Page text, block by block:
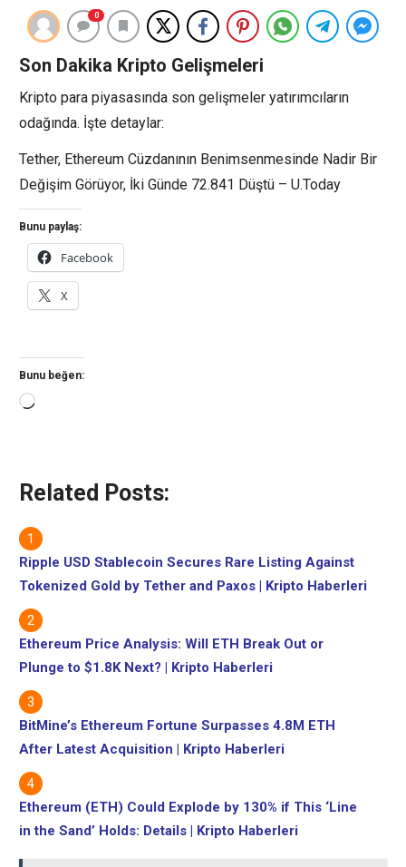
0
Son Dakika Kripto Gelişmeleri
Kripto para piyasasında son gelişmeler yatırımcıların
odağında. İşte detaylar:
Tether, Ethereum Cüzdanının Benimsenmesinde Nadir Bir
Değişim Görüyor, İki Günde 72.841 Düştü – U.Today
Bunu paylaş:
Facebook
X
Bunu beğen:
Yükleniyor...
Related Posts:
Ripple USD Stablecoin Secures Rare Listing Against
Tokenized Gold by Tether and Paxos | Kripto Haberleri
Ethereum Price Analysis: Will ETH Break Out or
Plunge to $1.8K Next? | Kripto Haberleri
BitMine’s Ethereum Fortune Surpasses 4.8M ETH
After Latest Acquisition | Kripto Haberleri
Ethereum (ETH) Could Explode by 130% if This ‘Line
in the Sand’ Holds: Details | Kripto Haberleri